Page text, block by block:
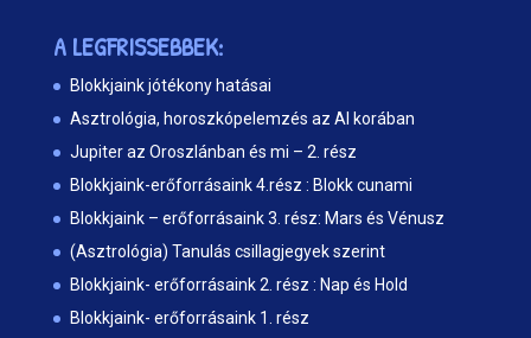
A LEGFRISSEBBEK:
Blokkjaink jótékony hatásai
Asztrológia, horoszkópelemzés az AI korában
Jupiter az Oroszlánban és mi – 2. rész
Blokkjaink-erőforrásaink 4.rész : Blokk cunami
Blokkjaink – erőforrásaink 3. rész: Mars és Vénusz
(Asztrológia) Tanulás csillagjegyek szerint
Blokkjaink- erőforrásaink 2. rész : Nap és Hold
Blokkjaink- erőforrásaink 1. rész